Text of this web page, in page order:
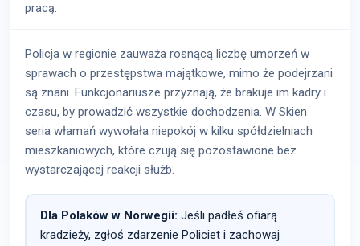
pracą.
Policja w regionie zauważa rosnącą liczbę umorzeń w
sprawach o przestępstwa majątkowe, mimo że podejrzani
są znani. Funkcjonariusze przyznają, że brakuje im kadry i
czasu, by prowadzić wszystkie dochodzenia. W Skien
seria włamań wywołała niepokój w kilku spółdzielniach
mieszkaniowych, które czują się pozostawione bez
wystarczającej reakcji służb.
Dla Polaków w Norwegii: Jeśli padłeś ofiarą
kradzieży, zgłoś zdarzenie Policiet i zachowaj